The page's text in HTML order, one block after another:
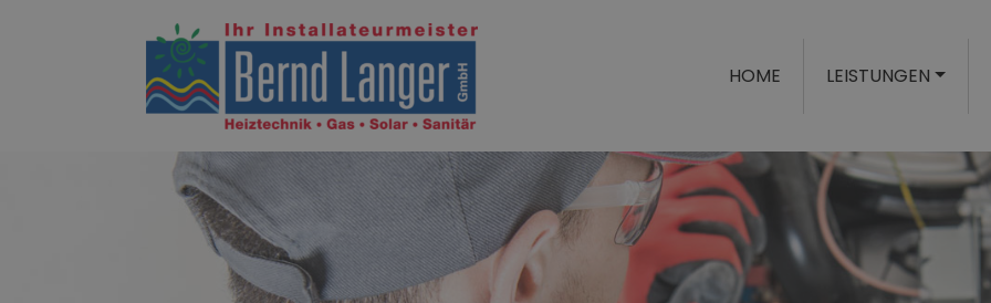
HOME LEISTUNGEN